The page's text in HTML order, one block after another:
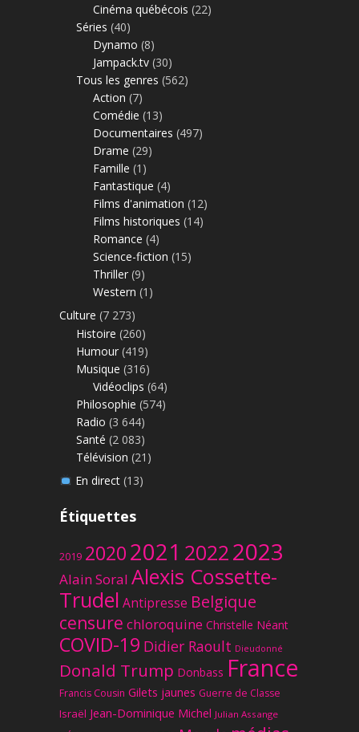
Cinéma québécois (22)
Séries (40)
Dynamo (8)
Jampack.tv (30)
Tous les genres (562)
Action (7)
Comédie (13)
Documentaires (497)
Drame (29)
Famille (1)
Fantastique (4)
Films d'animation (12)
Films historiques (14)
Romance (4)
Science-fiction (15)
Thriller (9)
Western (1)
Culture (7 273)
Histoire (260)
Humour (419)
Musique (316)
Vidéoclips (64)
Philosophie (574)
Radio (3 644)
Santé (2 083)
Télévision (21)
En direct(13)
Étiquettes
2019 20202021 20222023
Alain Soral Alexis Cossette-
Trudel Antipresse Belgique
censure chloroquine Christelle Néant
COVID-19 Didier Raoult Dieudonné
Donald Trump Donbass France
Francis Cousin Gilets jaunes Guerre de Classe
Israël Jean-Dominique Michel Julian Assange